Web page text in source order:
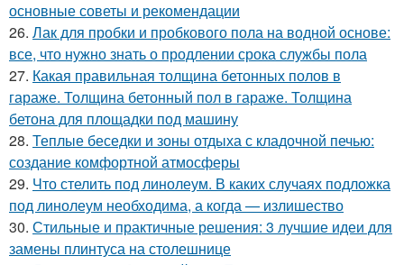
основные советы и рекомендации
26. Лак для пробки и пробкового пола на водной основе:
все, что нужно знать о продлении срока службы пола
27. Какая правильная толщина бетонных полов в
гараже. Толщина бетонный пол в гараже. Толщина
бетона для площадки под машину
28. Теплые беседки и зоны отдыха с кладочной печью:
создание комфортной атмосферы
29. Что стелить под линолеум. В каких случаях подложка
под линолеум необходима, а когда — излишество
30. Стильные и практичные решения: 3 лучшие идеи для
замены плинтуса на столешнице